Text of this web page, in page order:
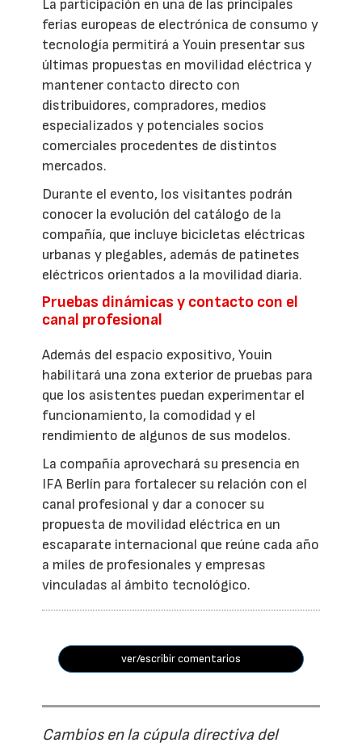
La participación en una de las principales
ferias europeas de electrónica de consumo y
tecnología permitirá a Youin presentar sus
últimas propuestas en movilidad eléctrica y
mantener contacto directo con
distribuidores, compradores, medios
especializados y potenciales socios
comerciales procedentes de distintos
mercados.
Durante el evento, los visitantes podrán
conocer la evolución del catálogo de la
compañía, que incluye bicicletas eléctricas
urbanas y plegables, además de patinetes
eléctricos orientados a la movilidad diaria.
Pruebas dinámicas y contacto con el
canal profesional
Además del espacio expositivo, Youin
habilitará una zona exterior de pruebas para
que los asistentes puedan experimentar el
funcionamiento, la comodidad y el
rendimiento de algunos de sus modelos.
La compañía aprovechará su presencia en
IFA Berlín para fortalecer su relación con el
canal profesional y dar a conocer su
propuesta de movilidad eléctrica en un
escaparate internacional que reúne cada año
a miles de profesionales y empresas
vinculadas al ámbito tecnológico.
ver/escribir comentarios
Cambios en la cúpula directiva del